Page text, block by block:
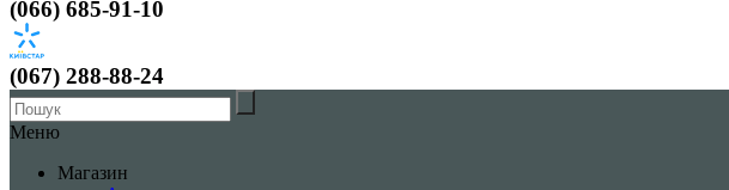
(066) 685-91-10
(067) 288-88-24
Меню
Магазин